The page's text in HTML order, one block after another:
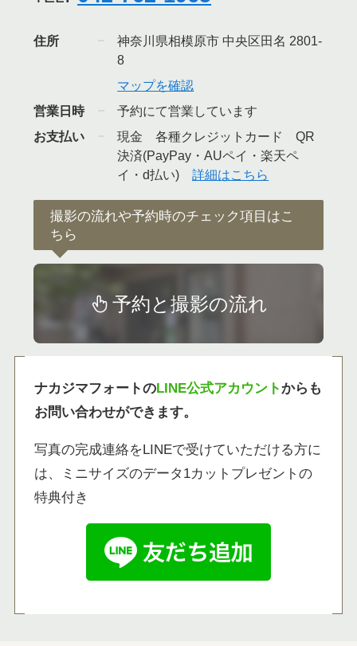
住所
神奈川県相模原市 中央区田名 2801-
8
マップを確認
営業日時
予約にて営業しています
お支払い
現金 各種クレジットカード QR
決済(PayPay・AUペイ・楽天ペ
イ・d払い)詳細はこちら
撮影の流れや予約時のチェック項目はこ
ちら
予約と撮影の流れ
ナカジマフォートのLINE公式アカウントからも
お問い合わせができます。
写真の完成連絡をLINEで受けていただける方に
は、ミニサイズのデータ1カットプレゼントの
特典付き